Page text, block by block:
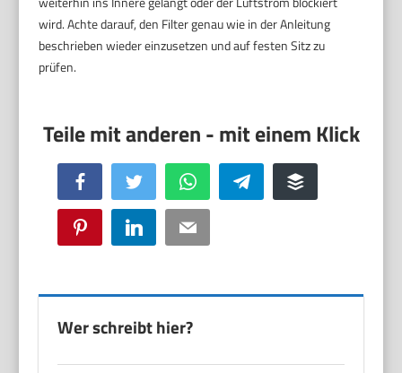
wird. Achte darauf, den Filter genau wie in der Anleitung
beschrieben wieder einzusetzen und auf festen Sitz zu
prüfen.
Facebook Twitter WhatsApp Telegram Buffer
Pinterest LinkedIn Email
Wer schreibt hier?